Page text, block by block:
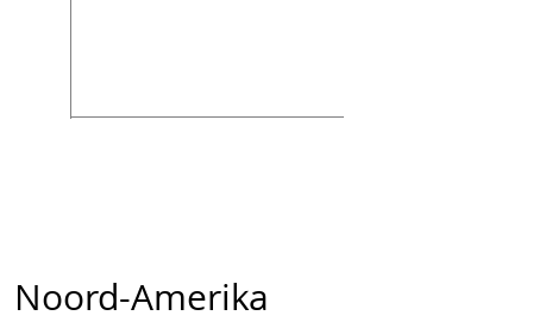
Noord-Amerika